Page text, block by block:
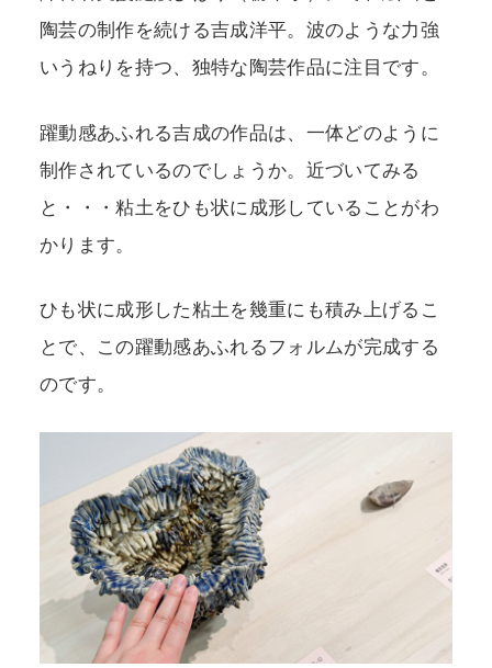
陶芸の制作を続ける吉成洋平。波のような力強
いうねりを持つ、独特な陶芸作品に注目です。
躍動感あふれる吉成の作品は、一体どのように
制作されているのでしょうか。近づいてみる
と・・・粘土をひも状に成形していることがわ
かります。
ひも状に成形した粘土を幾重にも積み上げるこ
とで、この躍動感あふれるフォルムが完成する
のです。